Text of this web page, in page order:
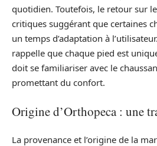
quotidien. Toutefois, le retour sur
critiques suggérant que certaines
un temps d’adaptation à
rappelle que chaque pied est
doit se familiariser avec le
promettant du confort.
Origine d’Orthopeca : une
La provenance et l’origine de la